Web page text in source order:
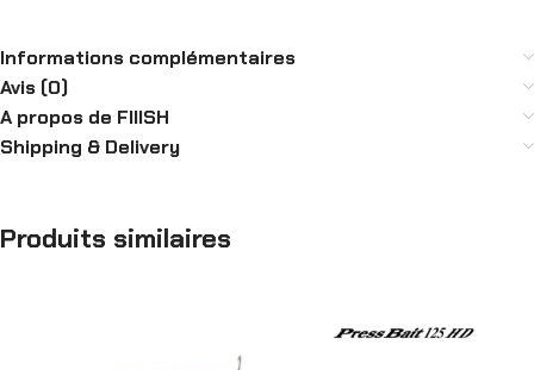
Informations complémentaires
Avis (0)
A propos de FIIISH
Shipping & Delivery
Produits similaires